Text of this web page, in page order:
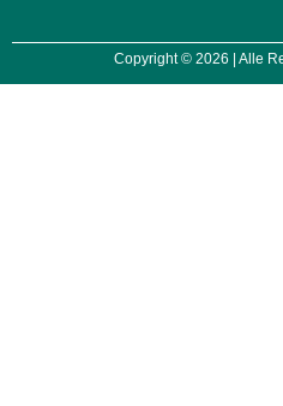
Copyright © 2026 | Alle